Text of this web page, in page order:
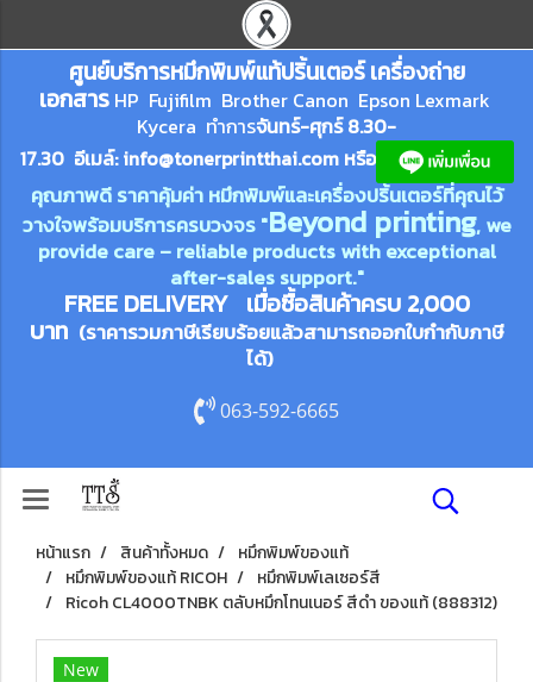
ศูนย์บริการหมึกพิมพ์แท้ปริ้นเตอร์ เครื่องถ่าย
เอกสาร HP Fujifilm Brother Canon Epson Lexmark
Kycera ทำการจันทร์-ศุกร์ 8.30-
17.30 อีเมล์:info@tonerprintthai.com หรือ
คุณภาพดี ราคาคุ้มค่า หมึกพิมพ์และเครื่องปริ้นเตอร์ที่คุณไว้
วางใจพร้อมบริการครบวงจร "Beyond printing, we
provide care – reliable products with exceptional
after-sales support."
FREE DELIVERY เมื่อซื้อสินค้าครบ 2,000
บาท (ราคารวมภาษีเรียบร้อยแล้วสามารถออกใบกำกับภาษี
ได้)
063-592-6665
หน้าแรก สินค้าทั้งหมด
หมึกพิมพ์ของแท้
หมึกพิมพ์ของแท้ RICOH
หมึกพิมพ์เลเซอร์สี
Ricoh CL4000TNBK ตลับหมึกโทนเนอร์ สีดำ ของแท้ (888312)
New